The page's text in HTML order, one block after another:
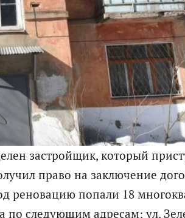
застройщик, который
право на заключение
реновацию попали 18
по следующим адресам: ул.